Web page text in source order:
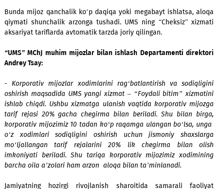
beradi.
Korporativ mijozlar uchun “Cheksiz” xizmatining
biri bo‘ldi. Xodimda tarif rejasidagi daqiqalar yoki
tugab qolsa, “Cheksiz” xizmati yordamida har bir daqiqa
megabayt eng past narxda hisoblanadi.
Bunda mijoz qanchalik ko‘p daqiqa yoki megabayt ishlatsa,
qiymati shunchalik arzonga tushadi. UMS ning “Cheksiz”
aksariyat tariflarda avtomatik tarzda joriy qilingan.
“UMS” MChJ muhim mijozlar bilan ishlash Departamenti
Andrey Tsay:
- Korporativ mijozlar xodimlarini rag‘batlantirish va